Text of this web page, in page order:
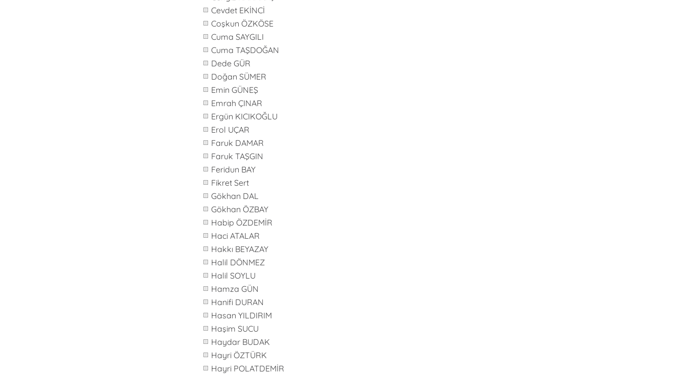
Cevdet EKİNCİ
Coşkun ÖZKÖSE
Cuma SAYGILI
Cuma TAŞDOĞAN
Dede GÜR
Doğan SÜMER
Emin GÜNEŞ
Emrah ÇINAR
Ergün KICIKOĞLU
Erol UÇAR
Faruk DAMAR
Faruk TAŞGIN
Feridun BAY
Fikret Sert
Gökhan DAL
Gökhan ÖZBAY
Habip ÖZDEMİR
Haci ATALAR
Hakkı BEYAZAY
Halil DÖNMEZ
Halil SOYLU
Hamza GÜN
Hanifi DURAN
Hasan YILDIRIM
Haşim SUCU
Haydar BUDAK
Hayri ÖZTÜRK
Hayri POLATDEMİR